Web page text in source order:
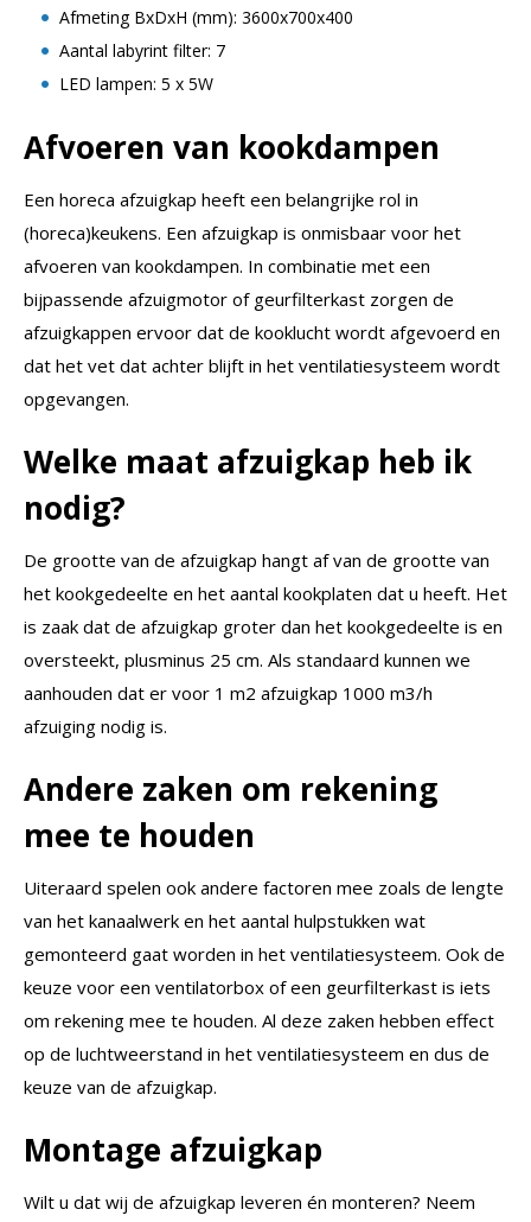
Afmeting BxDxH (mm): 3600x700x400
Aantal labyrint filter: 7
LED lampen: 5 x 5W
Afvoeren van kookdampen
Een horeca afzuigkap heeft een belangrijke rol in
(horeca)keukens. Een afzuigkap is onmisbaar voor het
afvoeren van kookdampen. In combinatie met een
bijpassende afzuigmotor of geurfilterkast zorgen de
afzuigkappen ervoor dat de kooklucht wordt afgevoerd en
dat het vet dat achter blijft in het ventilatiesysteem wordt
opgevangen.
Welke maat afzuigkap heb ik
nodig?
De grootte van de afzuigkap hangt af van de grootte van
het kookgedeelte en het aantal kookplaten dat u heeft. Het
is zaak dat de afzuigkap groter dan het kookgedeelte is en
oversteekt, plusminus 25 cm. Als standaard kunnen we
aanhouden dat er voor 1 m2 afzuigkap 1000 m3/h
afzuiging nodig is.
Andere zaken om rekening
mee te houden
Uiteraard spelen ook andere factoren mee zoals de lengte
van het kanaalwerk en het aantal hulpstukken wat
gemonteerd gaat worden in het ventilatiesysteem. Ook de
keuze voor een ventilatorbox of een geurfilterkast is iets
om rekening mee te houden. Al deze zaken hebben effect
op de luchtweerstand in het ventilatiesysteem en dus de
keuze van de afzuigkap.
Montage afzuigkap
Wilt u dat wij de afzuigkap leveren én monteren? Neem